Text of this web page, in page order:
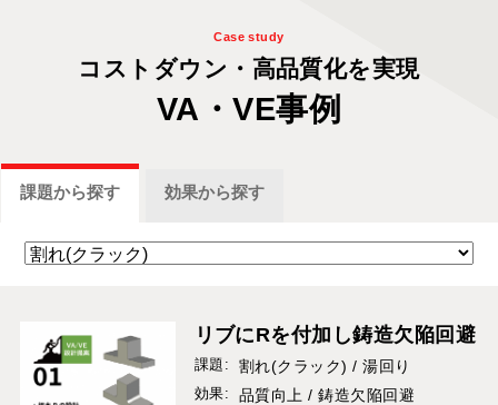
Case study
コストダウン・ 高品質化を実現
VA・VE事例
課題から探す 効果から探す
リブにRを付加し鋳造欠陥回避
課題: 割れ(クラック) / 湯回り
効果: 品質向上 / 鋳造欠陥回避